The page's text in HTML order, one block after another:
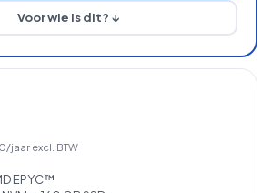
Voor wie is dit? ↓
jaar excl. BTW
EPYC™